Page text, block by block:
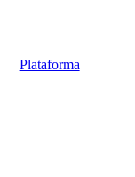
Plataforma